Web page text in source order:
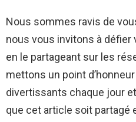
Nous sommes ravis de
nous vous invitons à
en le partageant sur les
mettons un point
divertissants chaque jour
que cet article soit partagé